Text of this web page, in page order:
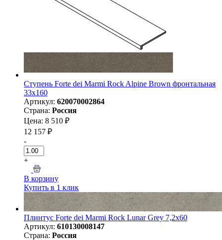
Ступень Forte dei Marmi Rock Alpine Brown фронтальная
33x160
Артикул: 620070002864
Страна: Россия
Цена: 8 510 ₽
12 157 ₽
-
+
В корзину
Купить в 1 клик
Плинтус Forte dei Marmi Rock Lunar Grey 7,2x60
Артикул: 610130008147
Страна: Россия